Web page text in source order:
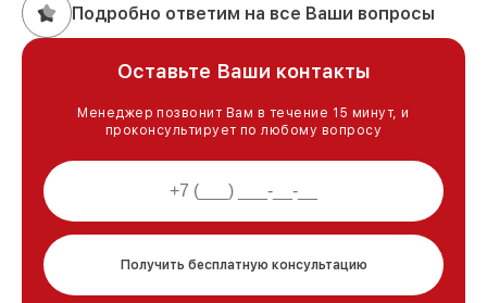
Подробно ответим на все Ваши вопросы
Оставьте Ваши контакты
Менеджер позвонит Вам в течение 15 минут, и
проконсультирует по любому вопросу
Получить бесплатную консультацию